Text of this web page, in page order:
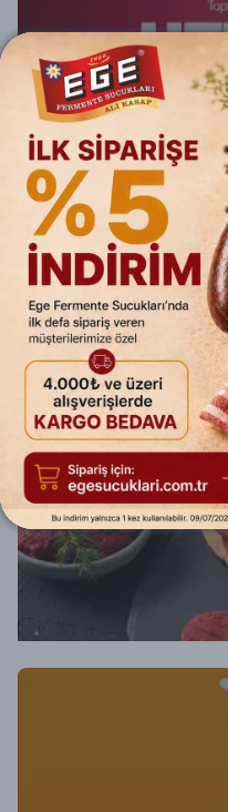
SALAM VE
Dana eti ve yağı,
karışımı ile üretilen
talaşıyla tütsülenir,